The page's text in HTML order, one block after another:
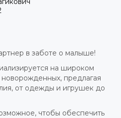
в заботе о малыше!
на широком
предлагая
от одежды и игрушек до
чтобы обеспечить